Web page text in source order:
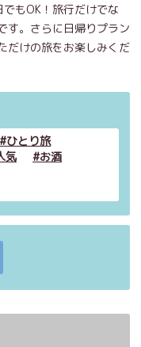
もOK！旅行だけでな
す。さらに日帰りプラン
だけの旅をお楽しみくだ
ひとり旅
気
お酒